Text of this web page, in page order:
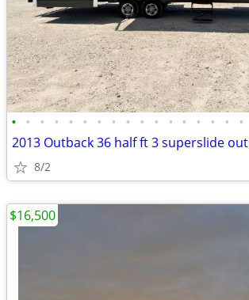
• • • • • • • • • • • • • • • • •
8/2
$16,500